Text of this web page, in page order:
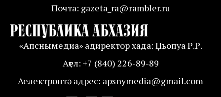
Почта: gazeta_ra@rambler.ru
«Апснымедиа» адиректор хада: Џьопуа Р.Р.
Аҭел: +7 (840) 226-89-89
Аелектронтә адрес: apsnymedia@gmail.com